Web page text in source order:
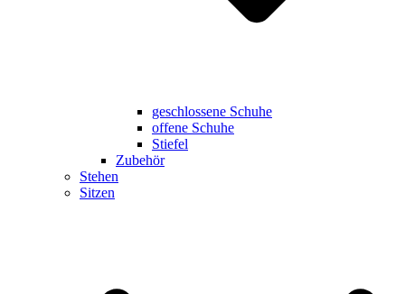
geschlossene Schuhe
offene Schuhe
Stiefel
Zubehör
Stehen
Sitzen